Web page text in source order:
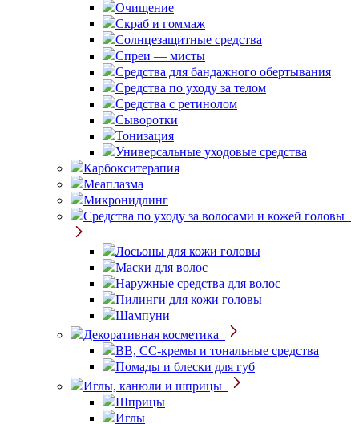
Очищение
Скраб и гоммаж
Солнцезащитные средства
Спреи — мисты
Средства для бандажного обертывания
Средства по уходу за телом
Средства с ретинолом
Сыворотки
Тонизация
Универсальные уходовые средства
Карбокситерапия
Меаплазма
Микронидлинг
Средства по уходу за волосами и кожей головы
Лосьоны для кожи головы
Маски для волос
Наружные средства для волос
Пилинги для кожи головы
Шампуни
Декоративная косметика
BB, CC-кремы и тональные средства
Помады и блески для губ
Иглы, канюли и шприцы
Шприцы
Иглы